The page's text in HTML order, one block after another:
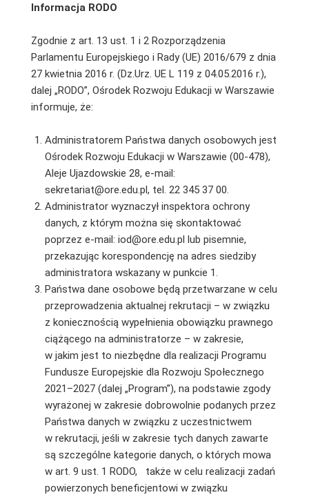
Informacja RODO
Zgodnie z art. 13 ust. 1 i 2 Rozporządzenia
Parlamentu Europejskiego i Rady (UE) 2016/679 z dnia
27 kwietnia 2016 r. (Dz.Urz. UE L 119 z 04.05.2016 r.),
dalej „RODO”, Ośrodek Rozwoju Edukacji w Warszawie
informuje, że:
Administratorem Państwa danych osobowych jest
Ośrodek Rozwoju Edukacji w Warszawie (00-478),
Aleje Ujazdowskie 28, e-mail:
sekretariat@ore.edu.pl, tel. 22 345 37 00.
Administrator wyznaczył inspektora ochrony
danych, z którym można się skontaktować
poprzez e-mail: iod@ore.edu.pl lub pisemnie,
przekazując korespondencję na adres siedziby
administratora wskazany w punkcie 1.
Państwa dane osobowe będą przetwarzane w celu
przeprowadzenia aktualnej rekrutacji – w związku
z koniecznością wypełnienia obowiązku prawnego
ciążącego na administratorze – w zakresie,
w jakim jest to niezbędne dla realizacji Programu
Fundusze Europejskie dla Rozwoju Społecznego
2021–2027 (dalej „Program”), na podstawie zgody
wyrażonej w zakresie dobrowolnie podanych przez
Państwa danych w związku z uczestnictwem
w rekrutacji, jeśli w zakresie tych danych zawarte
są szczególne kategorie danych, o których mowa
w art. 9 ust. 1 RODO, także w celu realizacji zadań
powierzonych beneficjentowi w związku